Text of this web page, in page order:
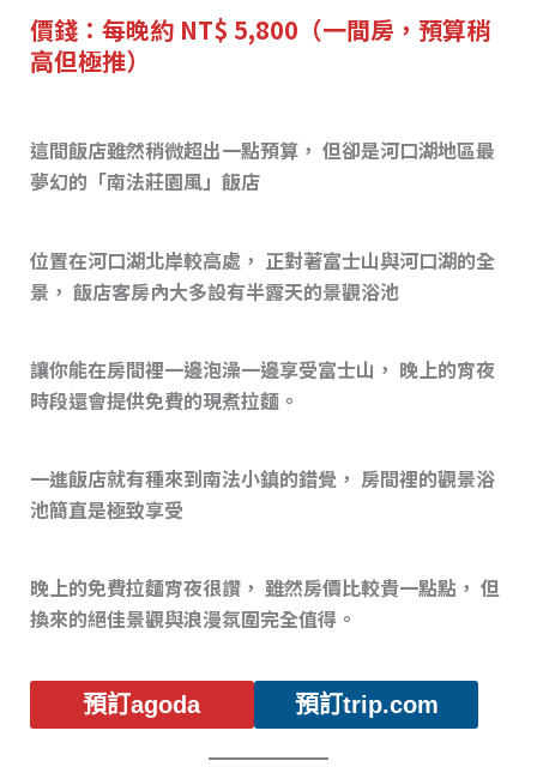
價錢：每晚約 NT$ 5,800（一間房，預算稍
高但極推）
這間飯店雖然稍微超出一點預算， 但卻是河口湖地區最
夢幻的「南法莊園風」飯店
位置在河口湖北岸較高處， 正對著富士山與河口湖的全
景， 飯店客房內大多設有半露天的景觀浴池
讓你能在房間裡一邊泡澡一邊享受富士山， 晚上的宵夜
時段還會提供免費的現煮拉麵。
一進飯店就有種來到南法小鎮的錯覺， 房間裡的觀景浴
池簡直是極致享受
晚上的免費拉麵宵夜很讚， 雖然房價比較貴一點點， 但
換來的絕佳景觀與浪漫氛圍完全值得。
預訂agoda 預訂trip.com